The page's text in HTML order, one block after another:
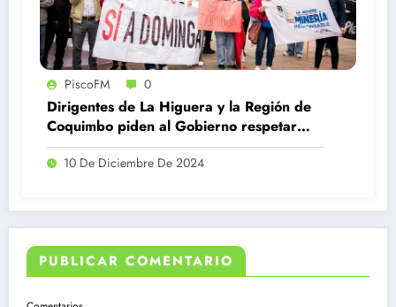
PiscoFM 0
Dirigentes de La Higuera y la Región de
Coquimbo piden al Gobierno respetar
fallo favorable a Dominga
10 De Diciembre De 2024
PUBLICAR COMENTARIO